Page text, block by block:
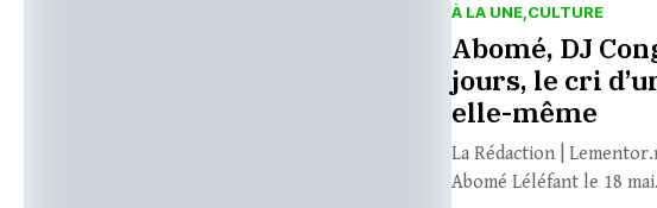
À LA UNE CULTURE
Abomé, DJ
jours, le cri
elle-même
La Rédaction |
Abomé Léléfant le 18